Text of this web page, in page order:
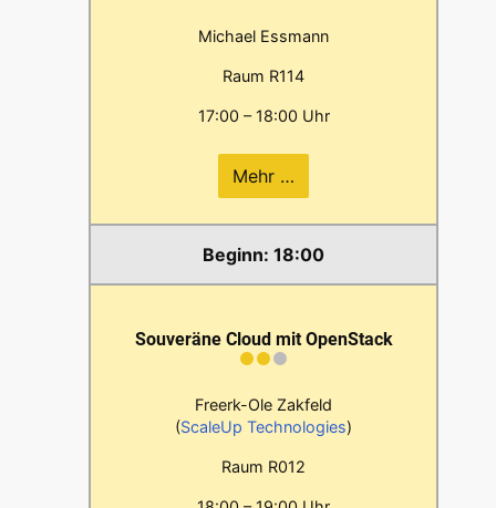
Michael Essmann
Raum R114
17:00 – 18:00 Uhr
Mehr …
18:00
Souveräne Cloud mit OpenStack
Freerk-Ole Zakfeld
(ScaleUp Technologies)
Raum R012